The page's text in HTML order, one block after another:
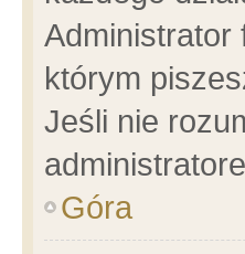
Administrator
którym
Jeśli nie
Góra